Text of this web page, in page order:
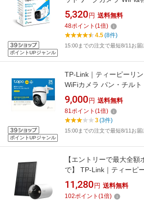
ポイントUPジャンル
[暗視対応 /屋外対応]
5,320 円 送料無料
48ポイント (1倍)
4.5(8件)
15:00までの注文で最短8/11お届
ポイントUPジャンル
TP-Link｜ティーピーリ
WiFiカメラ パン・チルト
応 C520WS [有線・無線 /
9,000 円 送料無料
81ポイント (1倍)
3(3件)
15:00までの注文で最短8/11お届
【エントリーで最大全
で】 TP-Link｜ティーピ
スセキュリティカメラキ
き バッテリーWiFiカメラ
11,280 円 送料無料
102ポイント (1倍)